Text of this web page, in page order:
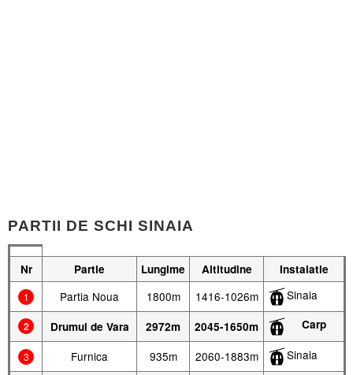
PARTII DE SCHI SINAIA
Nr Partie Lungime Altitudine Instalatie
1 Partia Noua 1800m 1416-1026m Sinaia
2 Drumul de Vara 2972m 2045-1650m Carp
3 Furnica 935m 2060-1883m Sinaia